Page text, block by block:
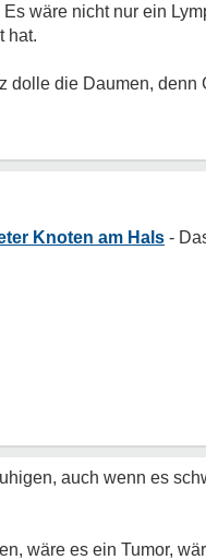
wäre nicht nur ein
hat.
dolle die Daumen,
Knoten am Hals
auch wenn es
wäre es ein Tumor,